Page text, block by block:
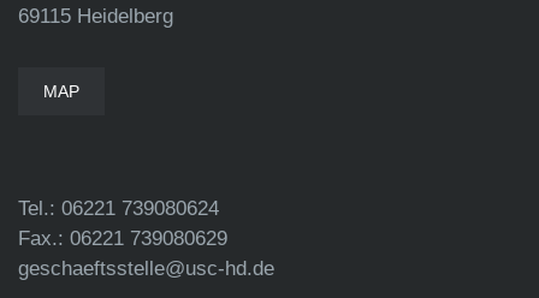
69115 Heidelberg
MAP
Tel.: 06221 739080624
Fax.: 06221 739080629
geschaeftsstelle@usc-hd.de